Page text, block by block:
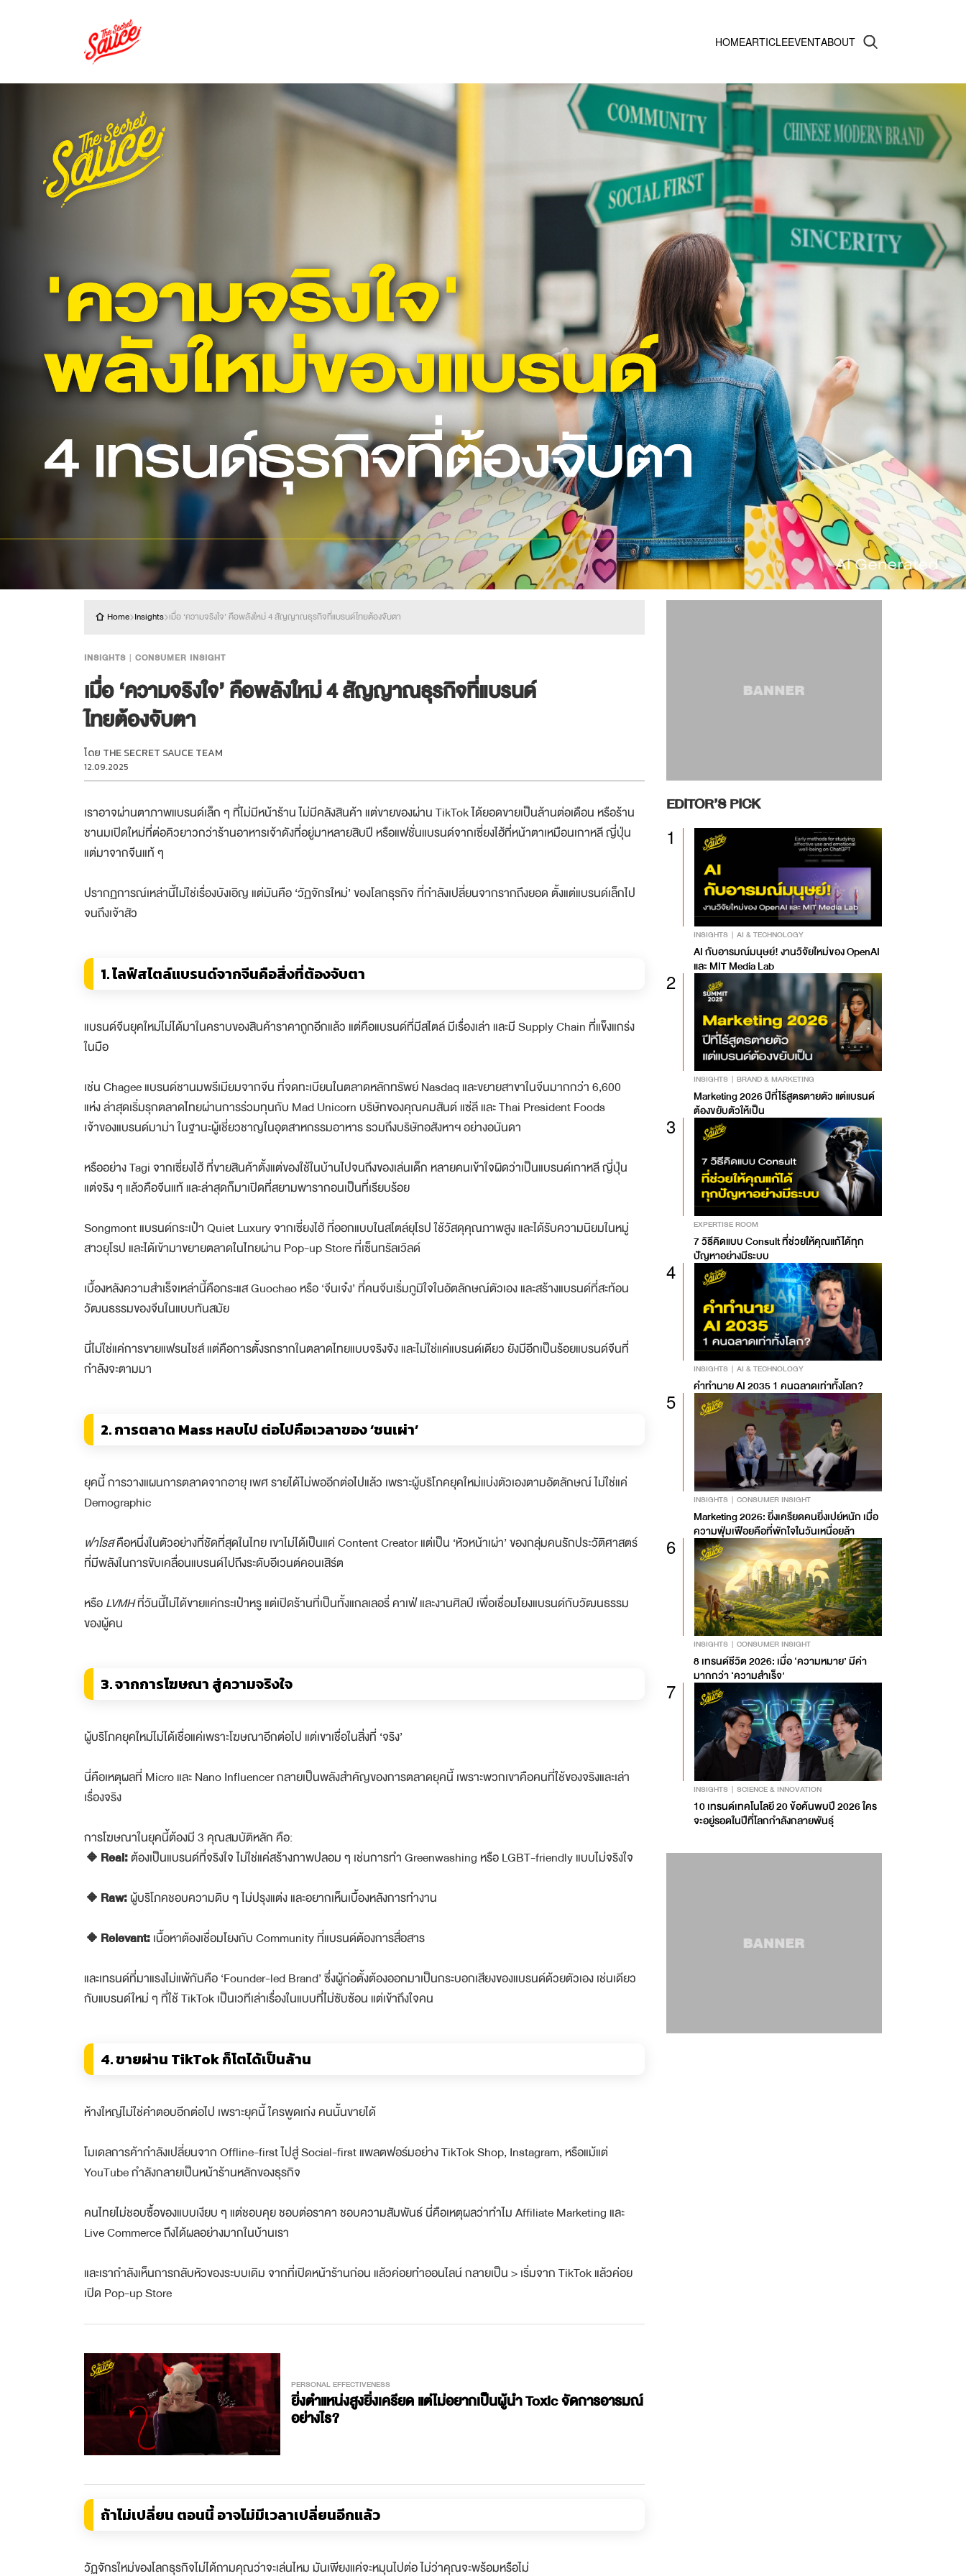
HOMEARTICLEEVENTABOUT
Home›Insights›เมื่อ ‘ความจริงใจ’ คือพลังใหม่ 4 สัญญาณธุรกิจที่แบรนด์ไทยต้องจับตา
INSIGHTS CONSUMER INSIGHT
เมื่อ ‘ความจริงใจ’ คือพลังใหม่ 4 สัญญาณธุรกิจที่แบรนด์
ไทยต้องจับตา
โดย THE SECRET SAUCE TEAM
12.09.2025
เราอาจผ่านตาภาพแบรนด์เล็ก ๆ ที่ไม่มีหน้าร้าน ไม่มีคลังสินค้า แต่ขายของผ่าน TikTok ได้ยอดขายเป็นล้านต่อเดือน หรือร้าน
ชานมเปิดใหม่ที่ต่อคิวยาวกว่าร้านอาหารเจ้าดังที่อยู่มาหลายสิบปี หรือแฟชั่นแบรนด์จากเซี่ยงไฮ้ที่หน้าตาเหมือนเกาหลี ญี่ปุ่น
แต่มาจากจีนแท้ ๆ
ปรากฏการณ์เหล่านี้ไม่ใช่เรื่องบังเอิญ แต่มันคือ ‘วัฏจักรใหม่’ ของโลกธุรกิจ ที่กำลังเปลี่ยนจากรากถึงยอด ตั้งแต่แบรนด์เล็กไป
จนถึงเจ้าสัว
1. ไลฟ์สไตล์แบรนด์จากจีนคือสิ่งที่ต้องจับตา
แบรนด์จีนยุคใหม่ไม่ได้มาในคราบของสินค้าราคาถูกอีกแล้ว แต่คือแบรนด์ที่มีสไตล์ มีเรื่องเล่า และมี Supply Chain ที่แข็งแกร่ง
ในมือ
เช่น Chagee แบรนด์ชานมพรีเมียมจากจีน ที่จดทะเบียนในตลาดหลักทรัพย์ Nasdaq และขยายสาขาในจีนมากกว่า 6,600
แห่ง ล่าสุดเริ่มรุกตลาดไทยผ่านการร่วมทุนกับ Mad Unicorn บริษัทของคุณคมสันต์ แซ่ลี และ Thai President Foods
เจ้าของแบรนด์มาม่า ในฐานะผู้เชี่ยวชาญในอุตสาหกรรมอาหาร รวมถึงบริษัทอสังหาฯ อย่างอนันดา
หรืออย่าง Tagi จากเซี่ยงไฮ้ ที่ขายสินค้าตั้งแต่ของใช้ในบ้านไปจนถึงของเล่นเด็ก หลายคนเข้าใจผิดว่าเป็นแบรนด์เกาหลี ญี่ปุ่น
แต่จริง ๆ แล้วคือจีนแท้ และล่าสุดก็มาเปิดที่สยามพารากอนเป็นที่เรียบร้อย
Songmont แบรนด์กระเป๋า Quiet Luxury จากเซี่ยงไฮ้ ที่ออกแบบในสไตล์ยุโรป ใช้วัสดุคุณภาพสูง และได้รับความนิยมในหมู่
สาวยุโรป และได้เข้ามาขยายตลาดในไทยผ่าน Pop-up Store ที่เซ็นทรัลเวิลด์
เบื้องหลังความสำเร็จเหล่านี้คือกระแส Guochao หรือ ‘จีนเจ๋ง’ ที่คนจีนเริ่มภูมิใจในอัตลักษณ์ตัวเอง และสร้างแบรนด์ที่สะท้อน
วัฒนธรรมของจีนในแบบทันสมัย
นี่ไม่ใช่แค่การขายแฟรนไชส์ แต่คือการตั้งรกรากในตลาดไทยแบบจริงจัง และไม่ใช่แค่แบรนด์เดียว ยังมีอีกเป็นร้อยแบรนด์จีนที่
กำลังจะตามมา
2. การตลาด Mass หลบไป ต่อไปคือเวลาของ ‘ชนเผ่า’
ยุคนี้ การวางแผนการตลาดจากอายุ เพศ รายได้ไม่พออีกต่อไปแล้ว เพราะผู้บริโภคยุคใหม่แบ่งตัวเองตามอัตลักษณ์ ไม่ใช่แค่
Demographic
ฟาโรสคือหนึ่งในตัวอย่างที่ชัดที่สุดในไทย เขาไม่ได้เป็นแค่ Content Creator แต่เป็น ‘หัวหน้าเผ่า’ ของกลุ่มคนรักประวัติศาสตร์
ที่มีพลังในการขับเคลื่อนแบรนด์ไปถึงระดับอีเวนต์คอนเสิร์ต
หรือLVMHที่วันนี้ไม่ได้ขายแค่กระเป๋าหรู แต่เปิดร้านที่เป็นทั้งแกลเลอรี่ คาเฟ่ และงานศิลป์ เพื่อเชื่อมโยงแบรนด์กับวัฒนธรรม
ของผู้คน
3. จากการโฆษณา สู่ความจริงใจ
ผู้บริโภคยุคใหม่ไม่ได้เชื่อแค่เพราะโฆษณาอีกต่อไป แต่เขาเชื่อในสิ่งที่ ‘จริง’
นี่คือเหตุผลที่ Micro และ Nano Influencer กลายเป็นพลังสำคัญของการตลาดยุคนี้ เพราะพวกเขาคือคนที่ใช้ของจริงและเล่า
เรื่องจริง
การโฆษณาในยุคนี้ต้องมี 3 คุณสมบัติหลัก คือ:
🔸Real:ต้องเป็นแบรนด์ที่จริงใจ ไม่ใช่แค่สร้างภาพปลอม ๆ เช่นการทำ Greenwashing หรือ LGBT-friendly แบบไม่จริงใจ
🔸Raw:ผู้บริโภคชอบความดิบ ๆ ไม่ปรุงแต่ง และอยากเห็นเบื้องหลังการทำงาน
🔸Relevant:เนื้อหาต้องเชื่อมโยงกับ Community ที่แบรนด์ต้องการสื่อสาร
และเทรนด์ที่มาแรงไม่แพ้กันคือ ‘Founder-led Brand’ ซึ่งผู้ก่อตั้งต้องออกมาเป็นกระบอกเสียงของแบรนด์ด้วยตัวเอง เช่นเดียว
กับแบรนด์ใหม่ ๆ ที่ใช้ TikTok เป็นเวทีเล่าเรื่องในแบบที่ไม่ซับซ้อน แต่เข้าถึงใจคน
4. ขายผ่าน TikTok ก็โตได้เป็นล้าน
ห้างใหญ่ไม่ใช่คำตอบอีกต่อไป เพราะยุคนี้ ใครพูดเก่ง คนนั้นขายได้
โมเดลการค้ากำลังเปลี่ยนจาก Offline-first ไปสู่ Social-first แพลตฟอร์มอย่าง TikTok Shop, Instagram, หรือแม้แต่
YouTube กำลังกลายเป็นหน้าร้านหลักของธุรกิจ
คนไทยไม่ชอบซื้อของแบบเงียบ ๆ แต่ชอบคุย ชอบต่อราคา ชอบความสัมพันธ์ นี่คือเหตุผลว่าทำไม Affiliate Marketing และ
Live Commerce ถึงได้ผลอย่างมากในบ้านเรา
และเรากำลังเห็นการกลับหัวของระบบเดิม จากที่เปิดหน้าร้านก่อน แล้วค่อยทำออนไลน์ กลายเป็น > เริ่มจาก TikTok แล้วค่อย
เปิด Pop-up Store
PERSONAL EFFECTIVENESS
ยิ่งตำแหน่งสูงยิ่งเครียด แต่ไม่อยากเป็นผู้นำ Toxic จัดการอารมณ์
อย่างไร?
ถ้าไม่เปลี่ยน ตอนนี้ อาจไม่มีเวลาเปลี่ยนอีกแล้ว
วัฏจักรใหม่ของโลกธุรกิจไม่ได้ถามคุณว่าจะเล่นไหม มันเพียงแค่จะหมุนไปต่อ ไม่ว่าคุณจะพร้อมหรือไม่
EDITOR’S PICK
1
INSIGHTS AI & TECHNOLOGY
AI กับอารมณ์มนุษย์! งานวิจัยใหม่ของ OpenAI
และ MIT Media Lab
2
INSIGHTS BRAND & MARKETING
Marketing 2026 ปีที่ไร้สูตรตายตัว แต่แบรนด์
ต้องขยับตัวให้เป็น
3
EXPERTISE ROOM
7 วิธีคิดแบบ Consult ที่ช่วยให้คุณแก้ได้ทุก
ปัญหาอย่างมีระบบ
4
INSIGHTS AI & TECHNOLOGY
คำทำนาย AI 2035 1 คนฉลาดเท่าทั้งโลก?
5
INSIGHTS CONSUMER INSIGHT
Marketing 2026: ยิ่งเครียดคนยิ่งเปย์หนัก เมื่อ
ความฟุ่มเฟือยคือที่พักใจในวันเหนื่อยล้า
6
INSIGHTS CONSUMER INSIGHT
8 เทรนด์ชีวิต 2026: เมื่อ ‘ความหมาย’ มีค่า
มากกว่า ‘ความสำเร็จ’
7
INSIGHTS SCIENCE & INNOVATION
10 เทรนด์เทคโนโลยี 20 ข้อค้นพบปี 2026 ใคร
จะอยู่รอดในปีที่โลกกำลังกลายพันธุ์